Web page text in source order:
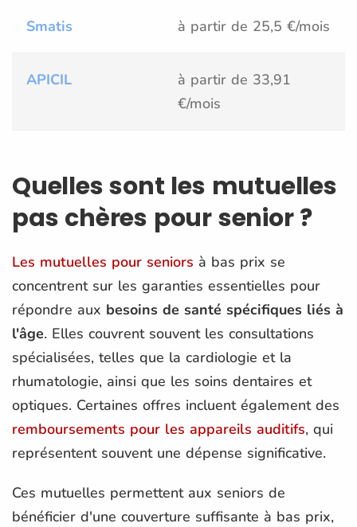
Smatis à partir de 25,5 €/mois
APICIL
à partir de 33,91
€/mois
Quelles sont les mutuelles
pas chères pour senior ?
Les mutuelles pour seniors à bas prix se
concentrent sur les garanties essentielles pour
répondre aux besoins de santé spécifiques liés à
l'âge. Elles couvrent souvent les consultations
spécialisées, telles que la cardiologie et la
rhumatologie, ainsi que les soins dentaires et
optiques. Certaines offres incluent également des
remboursements pour les appareils auditifs, qui
représentent souvent une dépense significative.
Ces mutuelles permettent aux seniors de
bénéficier d'une couverture suffisante à bas prix,